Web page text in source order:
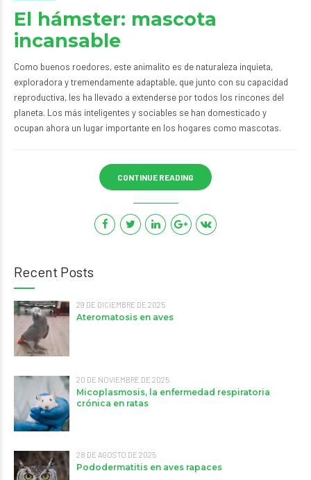
El hámster: mascota
incansable
Como buenos roedores, este animalito es de naturaleza inquieta,
exploradora y tremendamente adaptable, que junto con su capacidad
reproductiva, les ha llevado a extenderse por todos los rincones del
planeta. Los más inteligentes y sociables se han domesticado y
ocupan ahora un lugar importante en los hogares como mascotas.
CONTINUE READING
Recent Posts
29 DE DICIEMBRE DE 2025
Ateromatosis en aves
20 DE NOVIEMBRE DE 2025
Micoplasmosis, la enfermedad respiratoria
crónica en ratas
28 DE AGOSTO DE 2025
Pododermatitis en aves rapaces